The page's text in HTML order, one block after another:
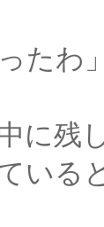
･･･
たわ」
言葉
に残
いる